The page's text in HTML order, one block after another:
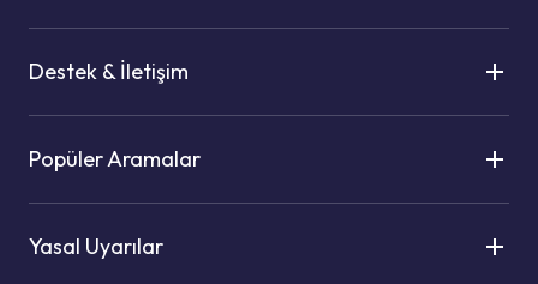
Destek & İletişim
Popüler Aramalar
Yasal Uyarılar